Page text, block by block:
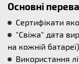
Основні
Сертифікати
"Свіжа" дата
на кожній батареї)
Використання